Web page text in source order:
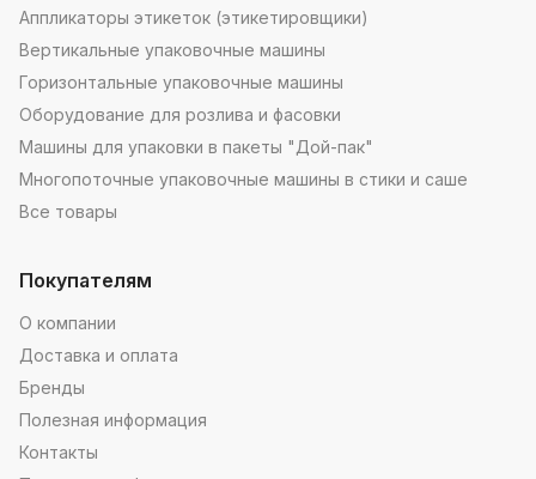
Аппликаторы этикеток (этикетировщики)
Вертикальные упаковочные машины
Горизонтальные упаковочные машины
Оборудование для розлива и фасовки
Машины для упаковки в пакеты "Дой-пак"
Многопоточные упаковочные машины в стики и саше
Все товары
Покупателям
О компании
Доставка и оплата
Бренды
Полезная информация
Контакты